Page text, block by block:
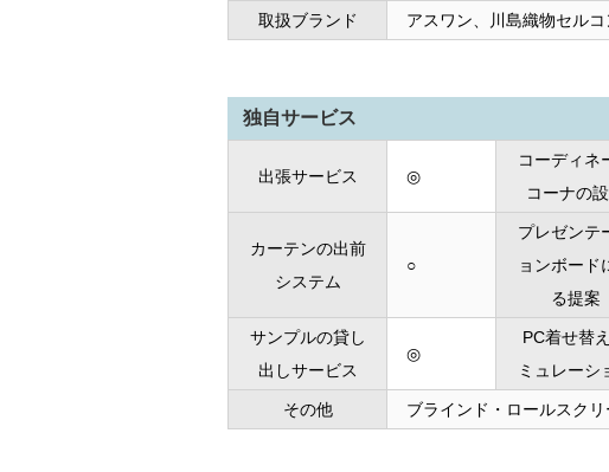
取扱ブランド アスワン、川島織物セル
独自サービス
出張サービス ◎
コーディネ
コーナの
カーテンの出前
システム
○
プレゼンテ
ョンボード
る提案
サンプルの貸し
出しサービス
◎
PC着せ替
ミュレーシ
その他 ブラインド・ロールスク